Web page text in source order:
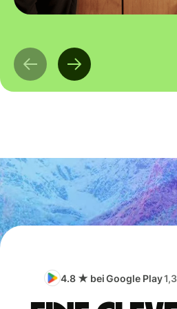
4.8 ★ bei Google Play